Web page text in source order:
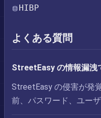
HIBP
よくある質問
StreetEasy の情報漏洩
StreetEasy の侵害が発
前、パスワード、ユーザ